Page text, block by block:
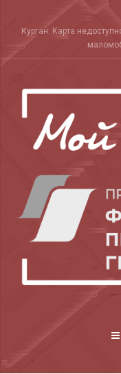
content
Курган: Карта